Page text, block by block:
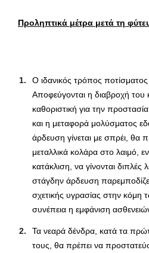
Προληπτικά μέτρα μετά τη
Ο ιδανικός τρόπος ποτίσματος
Αποφεύγονται η διαβροχή του
καθοριστική για την
και η μεταφορά μολύσματος
άρδευση γίνεται με σπρέι, θα
μεταλλικά κολάρα στο λαιμό,
κατάκλιση, να γίνονται διπλές
στάγδην άρδευση
σχετικής υγρασίας στην κόμη
συνέπεια η εμφάνιση
Τα νεαρά δένδρα, κατά τα
τους, θα πρέπει να